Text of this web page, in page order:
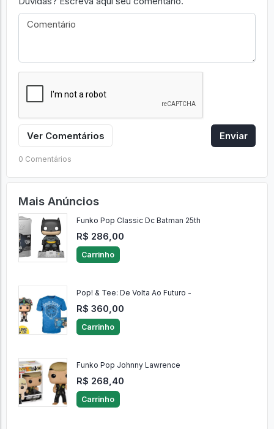
Comentários
Ver Comentários Enviar
0 Comentários
Mais Anúncios
Funko Pop Classic Dc Batman 25th
Carrinho
Pop! & Tee: De Volta Ao Futuro -
Carrinho
Funko Pop Johnny Lawrence